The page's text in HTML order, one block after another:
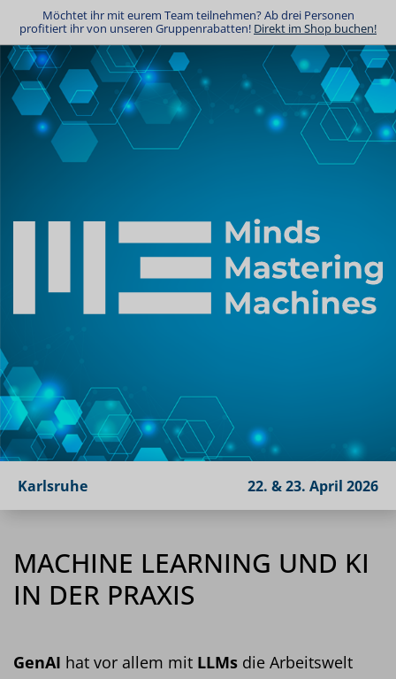
Möchtet ihr mit eurem Team teilnehmen? Ab drei Personen
profitiert ihr von unseren Gruppenrabatten! Direkt im Shop buchen!
Karlsruhe 22. & 23. April 2026
MACHINE LEARNING UND KI
IN DER PRAXIS
GenAI hat vor allem mit LLMs die Arbeitswelt